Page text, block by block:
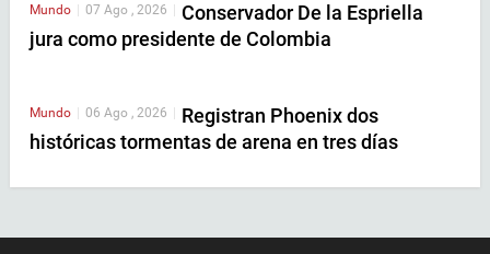
Mundo 07 Ago , 2026
Conservador De la Espriella
jura como presidente de Colombia
Mundo 06 Ago , 2026
Registran Phoenix dos
históricas tormentas de arena en tres días